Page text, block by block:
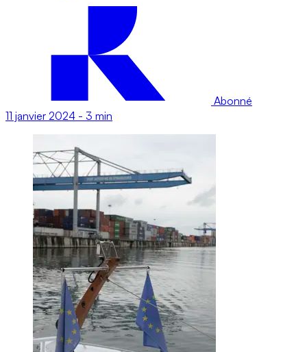
Abonné
11 janvier 2024 - 3 min